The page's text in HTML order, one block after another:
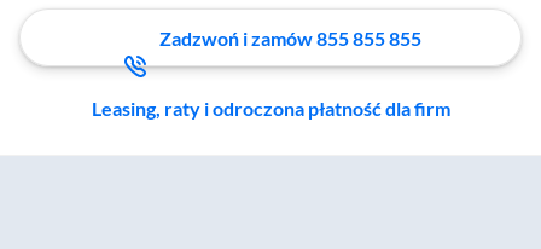
Zadzwoń i zamów 855 855 855
Leasing, raty i odroczona płatność dla firm